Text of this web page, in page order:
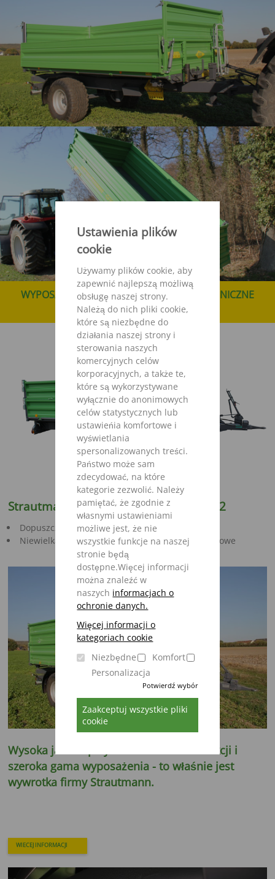
Ustawienia plików
cookie
Używamy plików cookie, aby
zapewnić najlepszą możliwą
obsługę naszej strony.
Należą do nich pliki cookie,
które są niezbędne do
działania naszej strony i
sterowania naszych
komercyjnych celów
korporacyjnych, a także te,
które są wykorzystywane
wyłącznie do anonimowych
celów statystycznych lub
ustawieńia komfortowe i
wyświetlania
spersonalizowanych treści.
Państwo może sam
zdecydować, na które
kategorie zezwolić. Należy
pamiętać, że zgodnie z
własnymi ustawieniami
możliwe jest, że nie
wszystkie funkcje na naszej
stronie będą
dostępne.Więcej informacji
można znaleźć w
naszych informacjach o
ochronie danych.
Więcej informacji o
kategoriach cookie
Niezbędne
Komfort
Personalizacja
Potwierdź wybór
Zaakceptuj wszystkie pliki
cookie
WYPOSAŻENIE I AKCESORIA
DANE TECHNICZNE
DOWNLOAD
Strautmann Einachskipper SEK 572-802
Dopuszczalna masa całkowita 5,75 – 8 ton
Niewielka masa własna, duże obciążenie podporowe
Wysoka jakość przy zmienności konstrukcji i
szeroka gama wyposażenia - to właśnie jest ​​
wywrotka firmy Strautmann.
WIECEJ INFORMACJI